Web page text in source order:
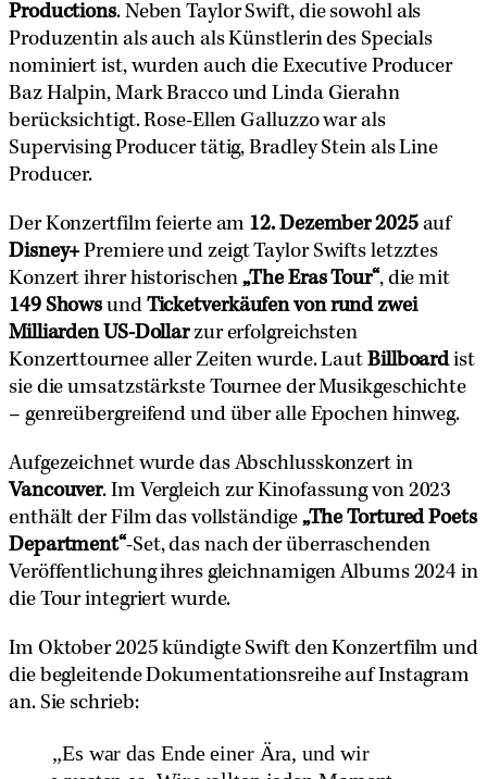
Productions. Neben Taylor Swift, die sowohl als
Produzentin als auch als Künstlerin des Specials
nominiert ist, wurden auch die Executive Producer
Baz Halpin, Mark Bracco und Linda Gierahn
berücksichtigt. Rose-Ellen Galluzzo war als
Supervising Producer tätig, Bradley Stein als Line
Producer.
Der Konzertfilm feierte am 12. Dezember 2025auf
Disney+Premiere und zeigt Taylor Swifts letzztes
Konzert ihrer historischen„The Eras Tour“, die mit
149 Shows und Ticketverkäufen von rund zwei
Milliarden US-Dollarzur erfolgreichsten
Konzerttournee aller Zeiten wurde. Laut Billboardist
sie die umsatzstärkste Tournee der Musikgeschichte
– genreübergreifend und über alle Epochen hinweg.
Aufgezeichnet wurde das Abschlusskonzert in
Vancouver. Im Vergleich zur Kinofassung von 2023
enthält der Film das vollständige „The Tortured Poets
Department“-Set, das nach der überraschenden
Veröffentlichung ihres gleichnamigen Albums 2024 in
die Tour integriert wurde.
Im Oktober 2025 kündigte Swift den Konzertfilm und
die begleitende Dokumentationsreihe auf Instagram
an. Sie schrieb:
„Es war das Ende einer Ära, und wir